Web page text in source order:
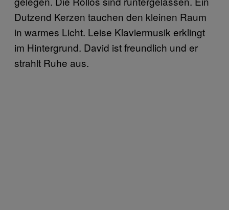
Dutzend Kerzen tauchen den kleinen Raum
in warmes Licht. Leise Klaviermusik erklingt
im Hintergrund. David ist freundlich und er
strahlt Ruhe aus.